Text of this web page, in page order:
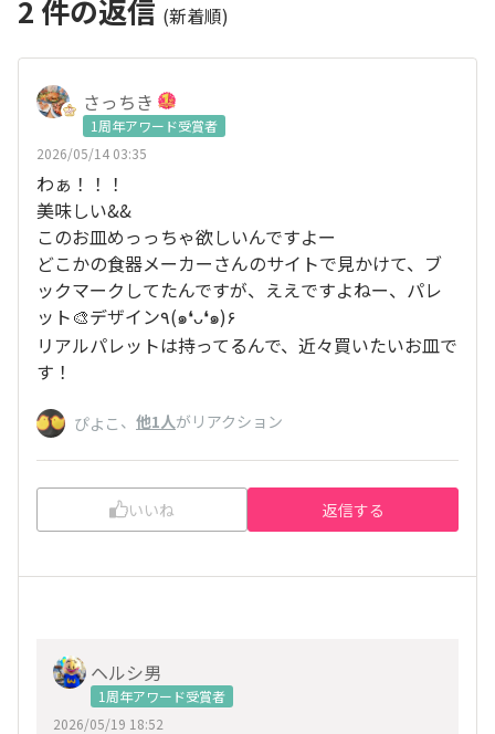
2 件の返信 (新着順)
さっちき
1周年アワード受賞者
2026/05/14 03:35
わぁ！！！
美味しい&&
このお皿めっっちゃ欲しいんですよー
どこかの食器メーカーさんのサイトで見かけて、ブ
ックマークしてたんですが、ええですよねー、パレ
ット🎨デザイン٩(๑❛ᴗ❛๑)۶
リアルパレットは持ってるんで、近々買いたいお皿で
す！
ぴよこ 、 他1人がリアクション
いいね 返信する
ヘルシ男
1周年アワード受賞者
2026/05/19 18:52